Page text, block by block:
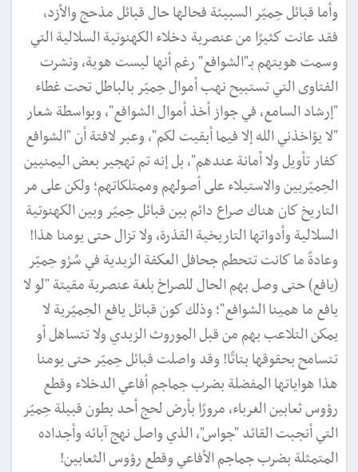
وأما قبائل حِميّر السبيئة فحالها حال قبائل مذحج والأزد،
فقد عانت كثيرًا من عنصرية دخلاء الكهنوتية السلالية التي
وسمت هويتهم بـ"الشوافع" رغم أنها ليست هوية، ونشرت
الفتاوى التي تستبيح نهب أموال حِميّر بالباطل تحت غطاء
"إرشاد السامع، في جواز أخذ أموال الشوافع"، وبواسطة شعار
"لا يؤاخذني الله إلا فيما أبقيت لكم"، وعبر لافتة أن "الشوافع
كفار تأويل ولا أمانة عندهم"، بل إنه تم تهجير بعض اليمنيين
الحِميّريين والاستيلاء على أصولهم وممتلكاتهم؛ ولكن على مر
التاريخ كان هناك صراع دائم بين قبائل حِميّر وبين الكهنوتية
السلالية وأدواتها التاريخية القذرة، ولا تزال حتى يومنا هذا!
وعادةً ما كانت تتحطم جحافل العكفة الزيدية في سَّرْو حِميّر
(يافع) حتى وصل بهم الحال للصراخ بلغة عنصرية مقيتة "لو لا
يافع ما همينا الشوافع"؛ وذلك كون قبائل يافع الحِميّرية لا
يمكن التلاعب بهم من قبل الموروث الزيدي ولا تتساهل أو
تتسامح بحقوقها بتاتًا! وقد واصلت قبائل حِميّر حتى يومنا
هذا هواياتها المفضلة بضرب جماجم أفاعي الدخلاء وقطع
رؤوس ثعابين الغرباء، مرورًا بأرض لحج أحد بطون قبيلة حِميّر
التي أنجبت القائد "جواس"، الذي واصل نهج آبائه وأجداده
المتمثلة بضرب جماجم الأفاعي وقطع رؤوس الثعابين!